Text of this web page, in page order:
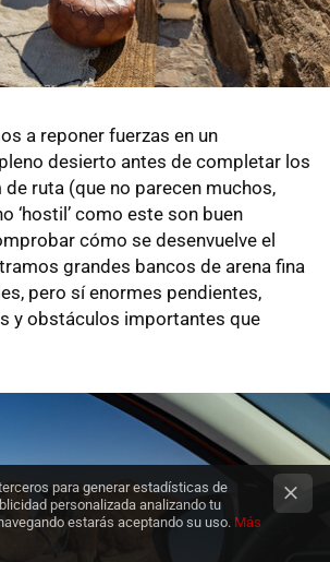
a reponer fuerzas en un
desierto antes de completar los
ruta (que no parecen muchos,
‘hostil’ como este son buen
cómo se desenvuelve el
grandes bancos de arena fina
pero sí enormes pendientes,
y obstáculos importantes que
para generar estadísticas de
personalizada analizando tu
estarás aceptando su uso. Más